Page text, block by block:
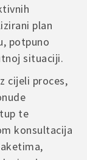
plan
potpuno
situaciji.
cijeli proces,
te
konsultacija